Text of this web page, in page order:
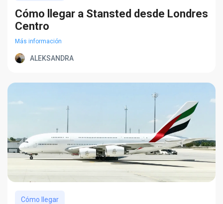
Cómo llegar a Stansted desde Londres
Centro
Más información
ALEKSANDRA
Cómo llegar